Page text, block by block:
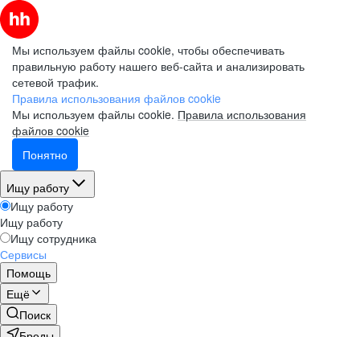
Мы используем файлы cookie, чтобы обеспечивать
правильную работу нашего веб-сайта и анализировать
сетевой трафик.
Правила использования файлов cookie
Мы используем файлы cookie. Правила использования
файлов cookie
Понятно
Ищу работу
Ищу работу
Ищу работу
Ищу сотрудника
Сервисы
Помощь
Ещё
Поиск